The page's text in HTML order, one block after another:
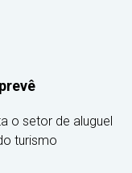
o setor de aluguel
turismo